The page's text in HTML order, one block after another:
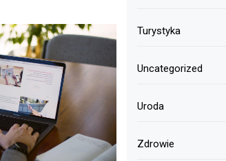
Turystyka
Uncategorized
Uroda
Zdrowie